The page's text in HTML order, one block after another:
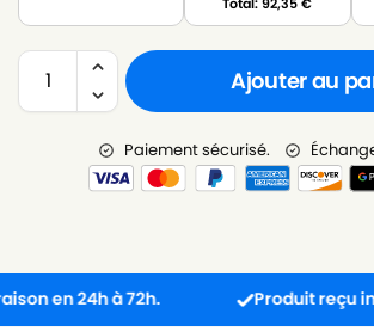
Ajouter au
Paiement sécurisé.
en 24h à 72h. Produit reçu